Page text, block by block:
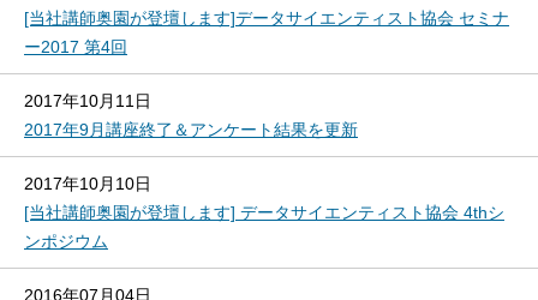
[当社講師奥園が登壇します]データサイエンティスト協会 セミナ
ー2017 第4回
2017年10月11日
2017年9月講座終了＆アンケート結果を更新
2017年10月10日
[当社講師奥園が登壇します] データサイエンティスト協会 4thシ
ンポジウム
2016年07月04日